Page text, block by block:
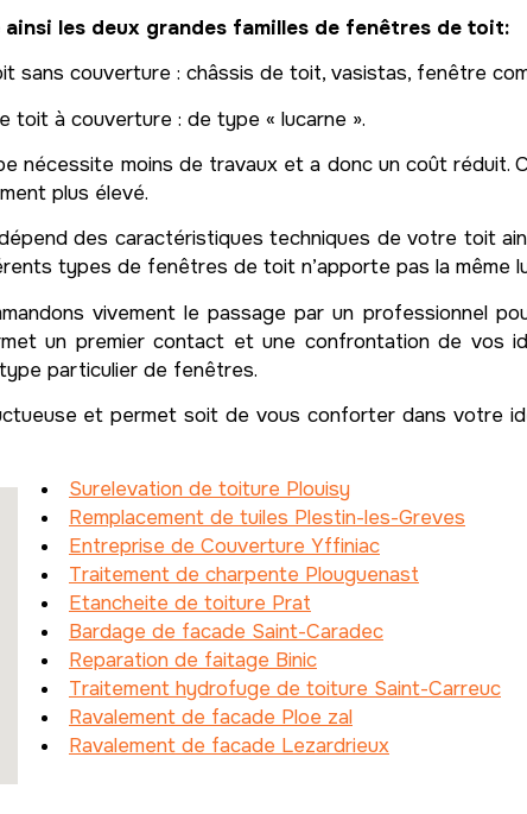
les deux grandes familles de fenêtres de toit:
sans couverture : châssis de toit, vasistas, fenêtre
toit à couverture : de type « lucarne ».
nécessite moins de travaux et a donc un coût réduit.
plus élevé.
des caractéristiques techniques de votre toit
types de fenêtres de toit n’apporte pas la même
vivement le passage par un professionnel
un premier contact et une confrontation de vos
particulier de fenêtres.
et permet soit de vous conforter dans votre
Surelevation de toiture Plouisy
Remplacement de tuiles Plestin-les-Greves
Entreprise de Couverture Yffiniac
Traitement de charpente Plouguenast
Etancheite de toiture Prat
Bardage de facade Saint-Caradec
Reparation de faitage Binic
Traitement hydrofuge de toiture Saint-Carreuc
Ravalement de facade Ploe zal
Ravalement de facade Lezardrieux